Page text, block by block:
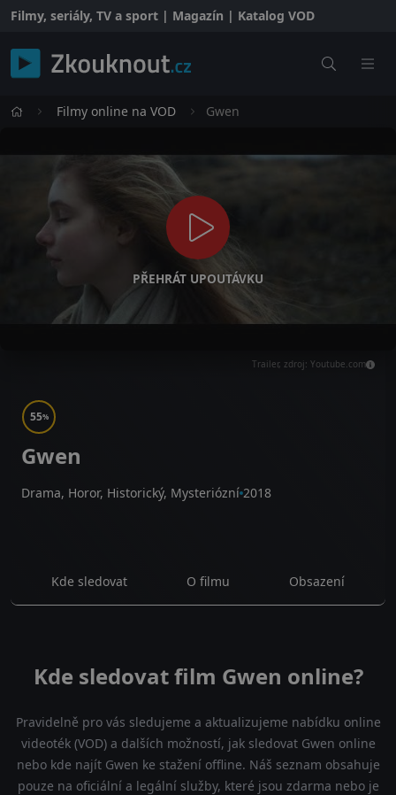
Filmy, seriály, TV a sport | Magazín | Katalog VOD
Filmy online na VOD Gwen
PŘEHRÁT UPOUTÁVKU
Trailer, zdroj: Youtube.com
55%
Gwen
Drama, Horor, Historický, Mysteriózní 2018
Kde sledovat O filmu Obsazení
Kde sledovat film Gwen online?
Pravidelně pro vás sledujeme a aktualizujeme nabídku online
videoték (VOD) a dalších možností, jak sledovat Gwen online
nebo kde najít Gwen ke stažení offline. Náš seznam obsahuje
pouze na oficiální a legální služby, které jsou zdarma nebo je